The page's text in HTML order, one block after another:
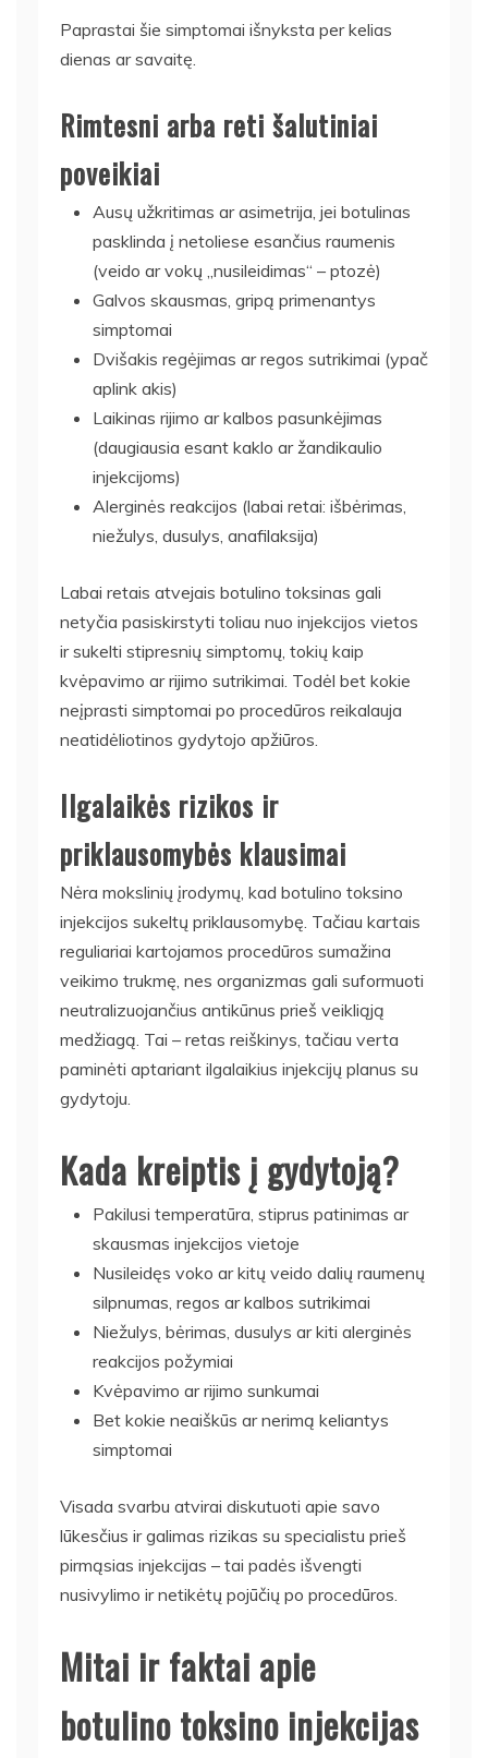
Paprastai šie simptomai išnyksta per kelias
dienas ar savaitę.
Rimtesni arba reti šalutiniai
poveikiai
Ausų užkritimas ar asimetrija, jei botulinas
pasklinda į netoliese esančius raumenis
(veido ar vokų „nusileidimas“ – ptozė)
Galvos skausmas, gripą primenantys
simptomai
Dvišakis regėjimas ar regos sutrikimai (ypač
aplink akis)
Laikinas rijimo ar kalbos pasunkėjimas
(daugiausia esant kaklo ar žandikaulio
injekcijoms)
Alerginės reakcijos (labai retai: išbėrimas,
niežulys, dusulys, anafilaksija)
Labai retais atvejais botulino toksinas gali
netyčia pasiskirstyti toliau nuo injekcijos vietos
ir sukelti stipresnių simptomų, tokių kaip
kvėpavimo ar rijimo sutrikimai. Todėl bet kokie
neįprasti simptomai po procedūros reikalauja
neatidėliotinos gydytojo apžiūros.
Ilgalaikės rizikos ir
priklausomybės klausimai
Nėra mokslinių įrodymų, kad botulino toksino
injekcijos sukeltų priklausomybę. Tačiau kartais
reguliariai kartojamos procedūros sumažina
veikimo trukmę, nes organizmas gali suformuoti
neutralizuojančius antikūnus prieš veikliąją
medžiagą. Tai – retas reiškinys, tačiau verta
paminėti aptariant ilgalaikius injekcijų planus su
gydytoju.
Kada kreiptis į gydytoją?
Pakilusi temperatūra, stiprus patinimas ar
skausmas injekcijos vietoje
Nusileidęs voko ar kitų veido dalių raumenų
silpnumas, regos ar kalbos sutrikimai
Niežulys, bėrimas, dusulys ar kiti alerginės
reakcijos požymiai
Kvėpavimo ar rijimo sunkumai
Bet kokie neaiškūs ar nerimą keliantys
simptomai
Visada svarbu atvirai diskutuoti apie savo
lūkesčius ir galimas rizikas su specialistu prieš
pirmąsias injekcijas – tai padės išvengti
nusivylimo ir netikėtų pojūčių po procedūros.
Mitai ir faktai apie
botulino toksino injekcijas